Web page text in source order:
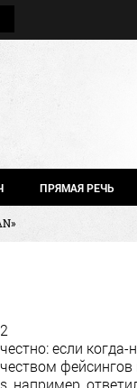
ПРЯМАЯ РЕЧЬ
если
например,